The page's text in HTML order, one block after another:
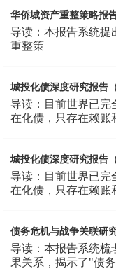
华侨城资产重整策略报告
导读：本报告系统
重整策
城投化债深度研究报告（
导读：目前世界已完
在化债，只存在赖账
城投化债深度研究报告（
导读：目前世界已完
在化债，只存在赖账
债务危机与战争关联研
导读：本报告系统梳
果关系，揭示了"债